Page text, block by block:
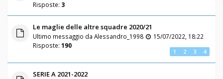
Risposte: 3
Le maglie delle altre squadre 2020/21
Ultimo messaggio da Alessandro_1998
15/07/2022, 18:22
Risposte: 190
1 2 3 4
SERIE A 2021-2022